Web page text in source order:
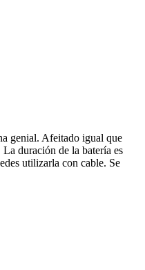
genial. Afeitado igual que
duración de la batería es
utilizarla con cable. Se